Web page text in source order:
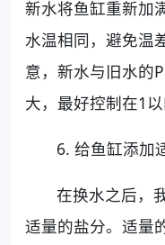
新水将鱼缸重新加
水温相同，避免温
意，新水与旧水的
大，最好控制在1以
6. 给鱼缸添加
在换水之后，
适量的盐分。适量